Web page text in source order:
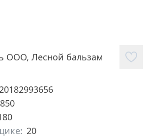
ООО, Лесной бальзам
20